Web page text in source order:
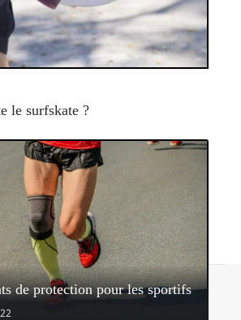
le surfskate ?
de protection pour les sportifs
2026 | latribunedusport.fr
Mentions légales Sitemap